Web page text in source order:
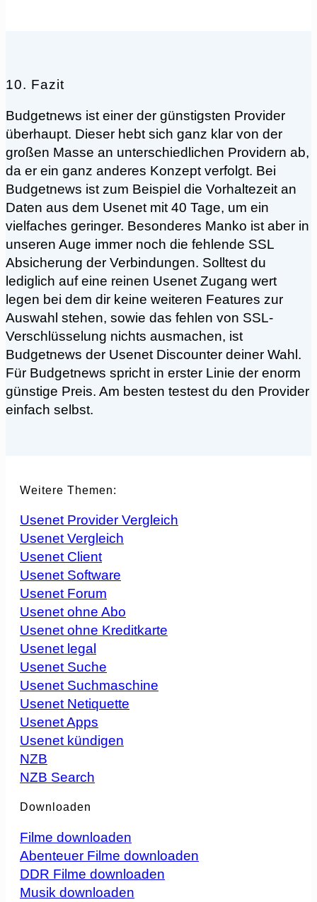
10. Fazit
Budgetnews ist einer der günstigsten Provider
überhaupt. Dieser hebt sich ganz klar von der
großen Masse an unterschiedlichen Providern ab,
da er ein ganz anderes Konzept verfolgt. Bei
Budgetnews ist zum Beispiel die Vorhaltezeit an
Daten aus dem Usenet mit 40 Tage, um ein
vielfaches geringer. Besonderes Manko ist aber in
unseren Auge immer noch die fehlende SSL
Absicherung der Verbindungen. Solltest du
lediglich auf eine reinen Usenet Zugang wert
legen bei dem dir keine weiteren Features zur
Auswahl stehen, sowie das fehlen von SSL-
Verschlüsselung nichts ausmachen, ist
Budgetnews der Usenet Discounter deiner Wahl.
Für Budgetnews spricht in erster Linie der enorm
günstige Preis. Am besten testest du den Provider
einfach selbst.
Weitere Themen:
Usenet Provider Vergleich
Usenet Vergleich
Usenet Client
Usenet Software
Usenet Forum
Usenet ohne Abo
Usenet ohne Kreditkarte
Usenet legal
Usenet Suche
Usenet Suchmaschine
Usenet Netiquette
Usenet Apps
Usenet kündigen
NZB
NZB Search
Downloaden
Filme downloaden
Abenteuer Filme downloaden
DDR Filme downloaden
Musik downloaden